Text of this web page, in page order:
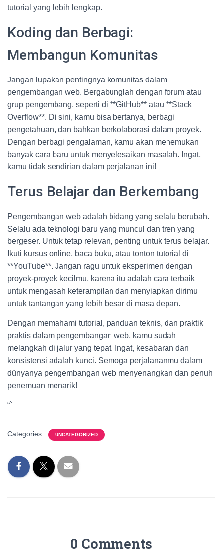
tutorial yang lebih lengkap.
Koding dan Berbagi:
Membangun Komunitas
Jangan lupakan pentingnya komunitas dalam
pengembangan web. Bergabunglah dengan forum atau
grup pengembang, seperti di **GitHub** atau **Stack
Overflow**. Di sini, kamu bisa bertanya, berbagi
pengetahuan, dan bahkan berkolaborasi dalam proyek.
Dengan berbagi pengalaman, kamu akan menemukan
banyak cara baru untuk menyelesaikan masalah. Ingat,
kamu tidak sendirian dalam perjalanan ini!
Terus Belajar dan Berkembang
Pengembangan web adalah bidang yang selalu berubah.
Selalu ada teknologi baru yang muncul dan tren yang
bergeser. Untuk tetap relevan, penting untuk terus belajar.
Ikuti kursus online, baca buku, atau tonton tutorial di
**YouTube**. Jangan ragu untuk eksperimen dengan
proyek-proyek kecilmu, karena itu adalah cara terbaik
untuk mengasah keterampilan dan menyiapkan dirimu
untuk tantangan yang lebih besar di masa depan.
Dengan memahami tutorial, panduan teknis, dan praktik
praktis dalam pengembangan web, kamu sudah
melangkah di jalur yang tepat. Ingat, kesabaran dan
konsistensi adalah kunci. Semoga perjalananmu dalam
dünyanya pengembangan web menyenangkan dan penuh
penemuan menarik!
“`
Categories: UNCATEGORIZED
0 Comments